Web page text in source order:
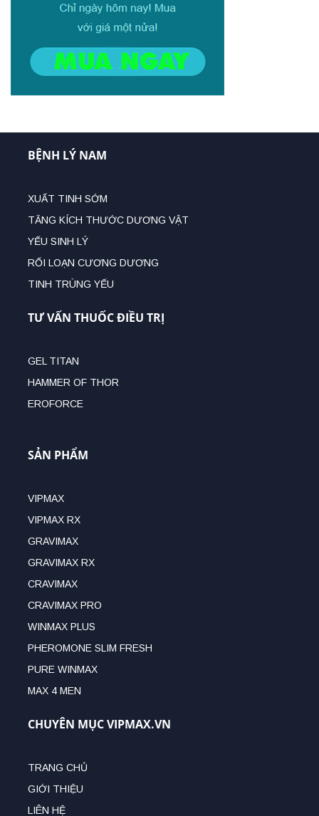
BỆNH LÝ NAM
XUẤT TINH SỚM
TĂNG KÍCH THƯỚC DƯƠNG VẬT
YẾU SINH LÝ
RỐI LOẠN CƯƠNG DƯƠNG
TINH TRÙNG YẾU
TƯ VẤN THUỐC ĐIỀU TRỊ
GEL TITAN
HAMMER OF THOR
EROFORCE
SẢN PHẨM
VIPMAX
VIPMAX RX
GRAVIMAX
GRAVIMAX RX
CRAVIMAX
CRAVIMAX PRO
WINMAX PLUS
PHEROMONE SLIM FRESH
PURE WINMAX
MAX 4 MEN
CHUYÊN MỤC VIPMAX.VN
TRANG CHỦ
GIỚI THIỆU
LIÊN HỆ